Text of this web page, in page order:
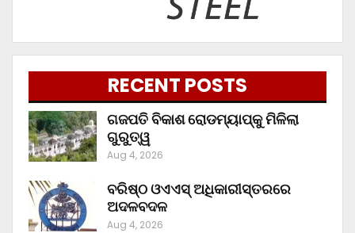
RECENT POSTS
ଗଜପତି ବିକାଶ ରୋଡମ୍ୟାପ୍‌କୁ ମିଳିଲା
ଗୁରୁତ୍ୱ
Aug 4, 2026
ବରିଷ୍ଠ ଓଏଏସ୍‌ ଅଧିକାରୀସ୍ତରରେ
ଅଦଳବଦଳ
Aug 4, 2026